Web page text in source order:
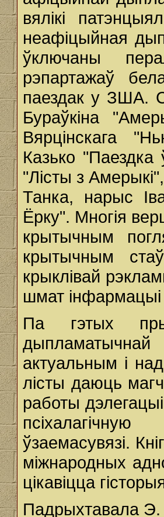
вялікі
неафіцыйная
ўключаны
рэпартажаў
паездак у ЗША.
Бураўкіна
Вярцінскага
Казько
"Лісты з
Танка, нарыс
Ёрку". Многія
крытычным
крытычным
крыклівай
шмат інфармацыі
Па гэтых
дыпламатычнай
актуальным і
лісты даюць
работы
ўзаемасувязі.
міжнародных
цікавіцца
Падрыхтавала Э.